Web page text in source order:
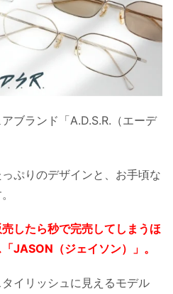
ブランド「A.D.S.R.（エーデ
ぷりのデザインと、お手頃な
したら秒で完売してしまうほ
JASON（ジェイソン）」。
イリッシュに見えるモデル